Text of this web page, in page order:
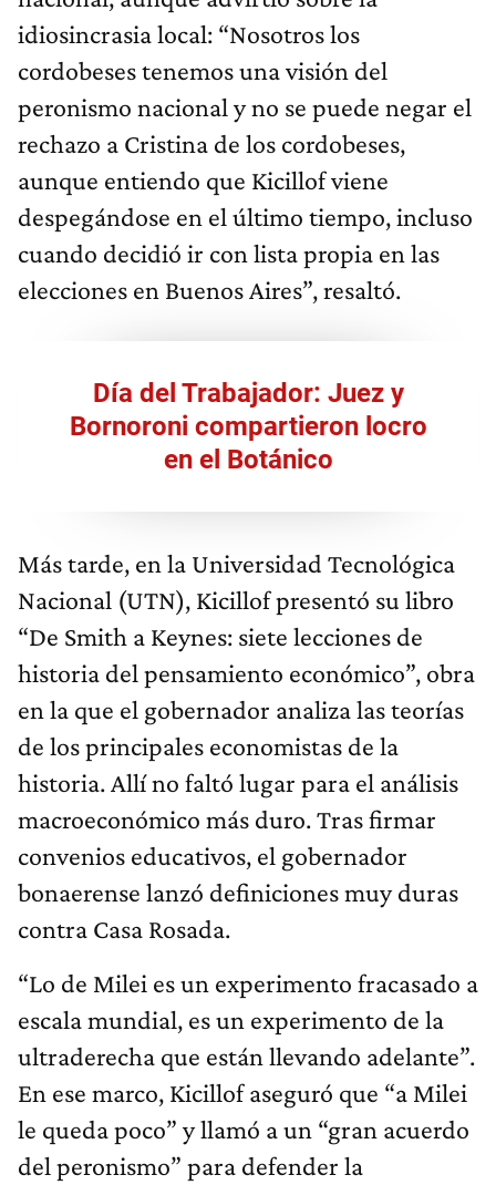
idiosincrasia local: “Nosotros los
cordobeses tenemos una visión del
peronismo nacional y no se puede negar el
rechazo a Cristina de los cordobeses,
aunque entiendo que Kicillof viene
despegándose en el último tiempo, incluso
cuando decidió ir con lista propia en las
elecciones en Buenos Aires”, resaltó.
Día del Trabajador: Juez y
Bornoroni compartieron locro
en el Botánico
Más tarde, en la Universidad Tecnológica
Nacional (UTN), Kicillof presentó su libro
“De Smith a Keynes: siete lecciones de
historia del pensamiento económico”, obra
en la que el gobernador analiza las teorías
de los principales economistas de la
historia. Allí no faltó lugar para el análisis
macroeconómico más duro. Tras firmar
convenios educativos, el gobernador
bonaerense lanzó definiciones muy duras
contra Casa Rosada.
“Lo de Milei es un experimento fracasado a
escala mundial, es un experimento de la
ultraderecha que están llevando adelante”.
En ese marco, Kicillof aseguró que “a Milei
le queda poco” y llamó a un “gran acuerdo
del peronismo” para defender la